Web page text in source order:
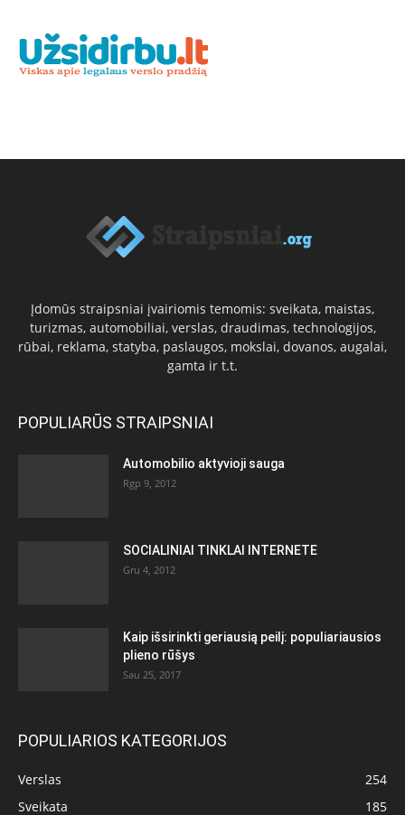
Įdomūs straipsniai įvairiomis temomis: sveikata, maistas,
turizmas, automobiliai, verslas, draudimas, technologijos,
rūbai, reklama, statyba, paslaugos, mokslai, dovanos, augalai,
gamta ir t.t.
POPULIARŪS STRAIPSNIAI
Automobilio aktyvioji sauga
Rgp 9, 2012
SOCIALINIAI TINKLAI INTERNETE
Gru 4, 2012
Kaip išsirinkti geriausią peilį: populiariausios
plieno rūšys
Sau 25, 2017
POPULIARIOS KATEGORIJOS
Verslas
254
Sveikata
185